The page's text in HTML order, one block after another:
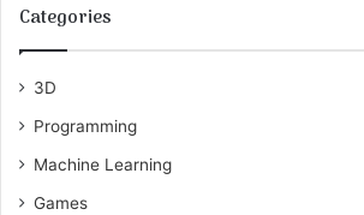
Categories
3D
Programming
Machine Learning
Games